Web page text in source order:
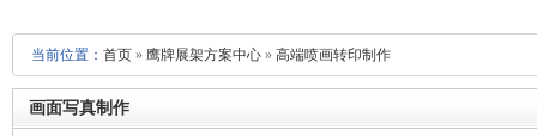
当前位置： 首页 » 鹰牌展架方案中心 » 高端喷画转印制作
画面写真制作